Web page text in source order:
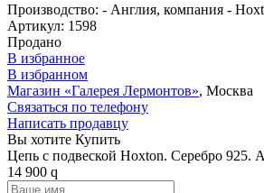
Производство: - Англия, компания -
Артикул: 1598
Продано
В избранное
В избранном
Магазин «Галерея Лермонтов», Москва
Связаться по телефону
Написать продавцу
Вы хотите Купить
Цепь с подвеской Hoxton. Серебро 925.
14 900 q